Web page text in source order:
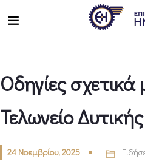
Οδηγίες σχετικά
Τελωνείο
24 Νοεμβρίου, 2025